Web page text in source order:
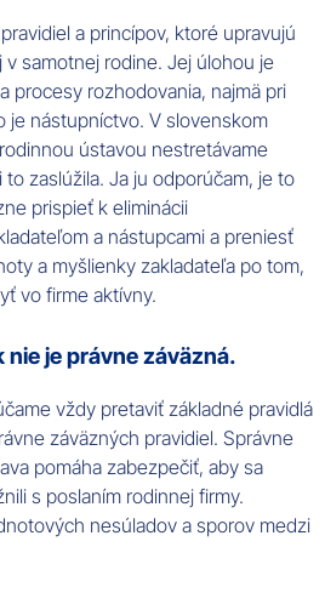
a princípov, ktoré upravujú
samotnej rodine. Jej úlohou je
procesy rozhodovania, najmä pri
je nástupníctvo. V slovenskom
ústavou nestretávame
zaslúžila. Ja ju odporúčam, je to
prispieť k eliminácii
a nástupcami a preniesť
a myšlienky zakladateľa po tom,
vo firme aktívny.
nie je právne záväzná.
vždy pretaviť základné pravidlá
záväzných pravidiel. Správne
pomáha zabezpečiť, aby sa
s poslaním rodinnej firmy.
nesúladov a sporov medzi